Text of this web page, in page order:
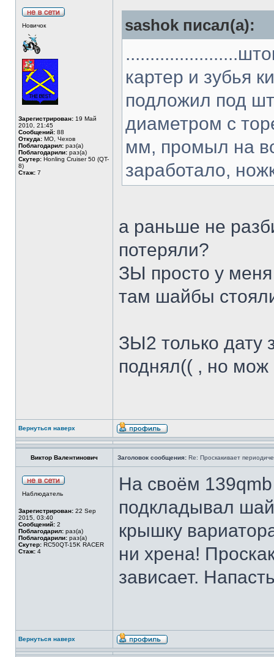
Новичок
Зарегистрирован: 19 Май
2010, 21:45
Сообщений: 88
Откуда: МО, Чехов
Поблагодарил: раз(а)
Поблагодарили: раз(а)
Скутер: Honling Cruiser 50 (QT-
8)
Стаж: 7
sashok писал(а):
картер и зубья
подложил под
диаметром с
мм, промыл на
заработало,
а раньше не
потеряли?
ЗЫ просто у меня
там шайбы
ЗЫ2 только дату
поднял(( , но мож
Вернуться наверх
Виктор Валентинович Заголовок сообщения: Re: Проскакивает
Наблюдатель
Зарегистрирован: 22 Sep
2015, 03:40
Сообщений: 2
Поблагодарил: раз(а)
Поблагодарили: раз(а)
Скутер: RC50QT-15K RACER
Стаж: 4
На своём
подкладывал
крышку
ни хрена!
зависает.
Вернуться наверх